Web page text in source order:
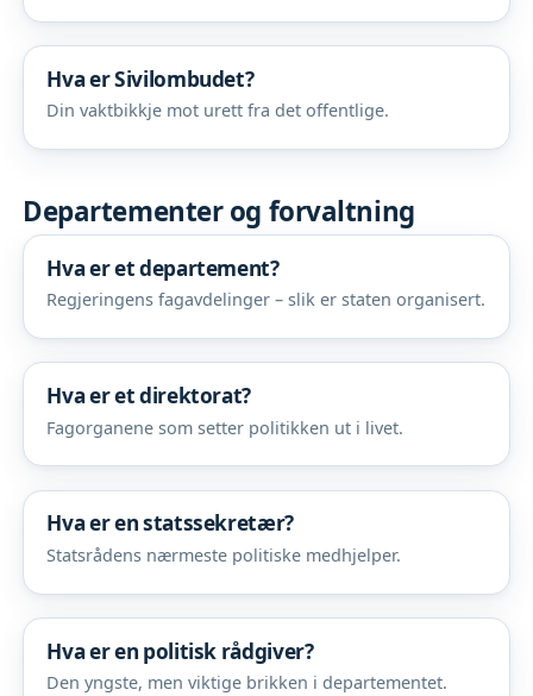
Hva er Sivilombudet?
Din vaktbikkje mot urett fra det offentlige.
Departementer og forvaltning
Hva er et departement?
Regjeringens fagavdelinger – slik er staten organisert.
Hva er et direktorat?
Fagorganene som setter politikken ut i livet.
Hva er en statssekretær?
Statsrådens nærmeste politiske medhjelper.
Hva er en politisk rådgiver?
Den yngste, men viktige brikken i departementet.